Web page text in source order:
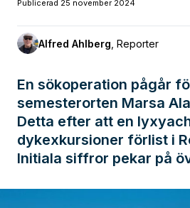
Publicerad 25 november 2024
Alfred Ahlberg Reporter
En sökoperation pågår
semesterorten Marsa
Detta efter att en
dykexkursioner förlist i
Initiala siffror pekar på